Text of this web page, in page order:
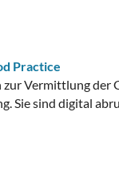
Practice
Vermittlung der
Sie sind digital